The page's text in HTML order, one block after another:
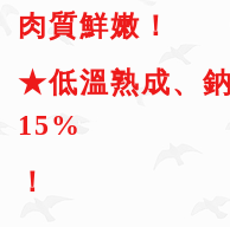
肉質鮮嫩 ！
★低溫熟成、
15%
！